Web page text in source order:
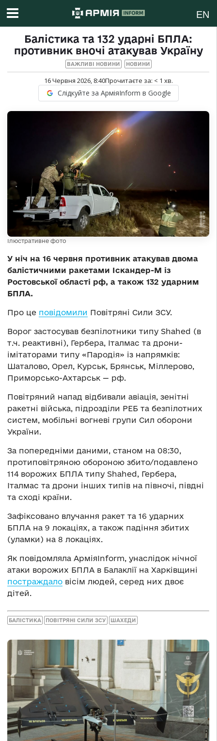
EN
Балістика та 132 ударні БПЛА:
противник вночі атакував Україну
ВАЖЛИВІ НОВИНИ НОВИНИ
16 Червня 2026, 8:40Прочитаєте за: < 1 хв.
Слідкуйте за АрміяInform в Google
Ілюстративне фото
У ніч на 16 червня противник атакував двома
балістичними ракетами Іскандер-М із
Ростовської області рф, а також 132 ударним
БПЛА.
Про це повідомили Повітряні Сили ЗСУ.
Ворог застосував безпілотники типу Shahed (в
т.ч. реактивні), Гербера, Італмас та дрони-
імітаторами типу «Пародія» із напрямків:
Шаталово, Орел, Курськ, Брянськ, Міллерово,
Приморсько-Ахтарськ — рф.
Повітряний напад відбивали авіація, зенітні
ракетні війська, підрозділи РЕБ та безпілотних
систем, мобільні вогневі групи Сил оборони
України.
За попередніми даними, станом на 08:30,
протиповітряною обороною збито/подавлено
114 ворожих БПЛА типу Shahed, Гербера,
Італмас та дрони інших типів на півночі, півдні
та сході країни.
Зафіксовано влучання ракет та 16 ударних
БПЛА на 9 локаціях, а також падіння збитих
(уламки) на 8 локаціях.
Як повідомляла АрміяInform, унаслідок нічної
атаки ворожих БПЛА в Балаклії на Харківщині
постраждало вісім людей, серед них двоє
дітей.
БАЛІСТИКА ПОВІТРЯНІ СИЛИ ЗСУ ШАХЕДИ